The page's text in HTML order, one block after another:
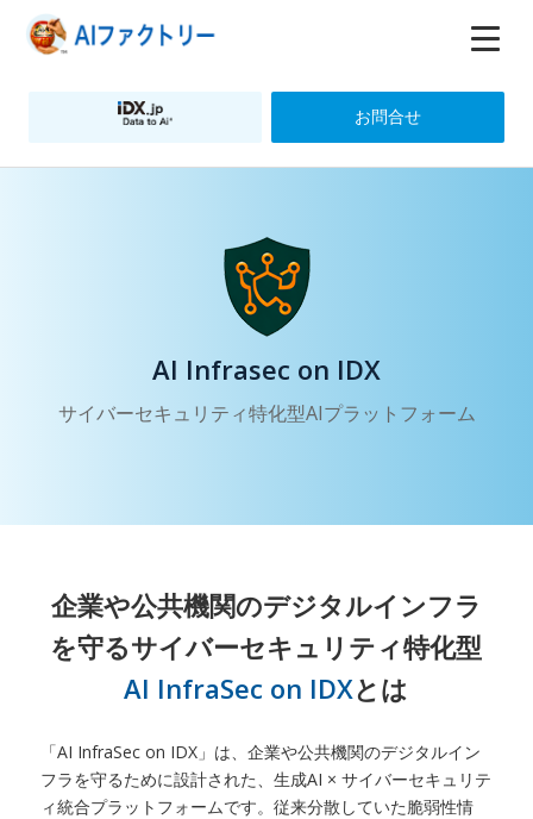
お問合せ
AI Infrasec on IDX
サイバーセキュリティ特化型AIプラットフォーム
企業や公共機関のデジタルインフラ
を守るサイバーセキュリティ特化型
AI InfraSec on IDXとは
「AI InfraSec on IDX」は、企業や公共機関のデジタルイン
フラを守るために設計された、生成AI × サイバーセキュリテ
ィ統合プラットフォームです。従来分散していた脆弱性情